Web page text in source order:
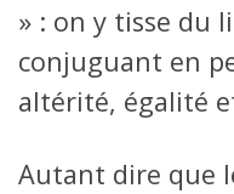
» : on y tisse du
conjuguant en
altérité, égalité
Autant dire que